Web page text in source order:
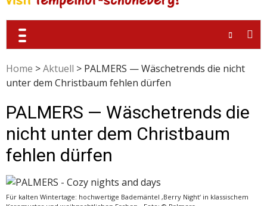
Home >Aktuell > PALMERS — Wäschetrends die nicht
unter dem Christbaum fehlen dürfen
PALMERS — Wäschetrends die
nicht unter dem Christbaum
fehlen dürfen
Für kalten Wintertage: hochwertige Bademäntel ‚Berry Night‘ in klassischem